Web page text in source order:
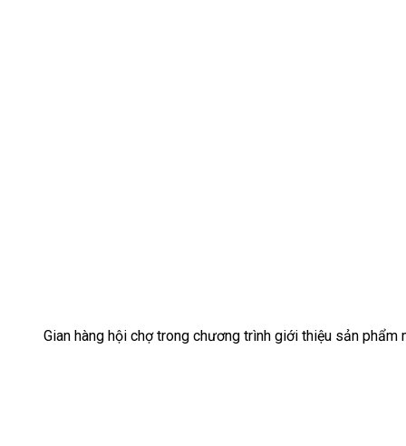
Gian hàng hội chợ trong chương trình giới thiệu sản phẩm